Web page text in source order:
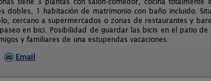
1 habitación de matrimonio con baño incluido.
cercano a supermercados o zonas de restaurantes y
en bici. Posibilidad de guardar las bicis en el patio de
y familiares de una estupendas vacaciones.
Email